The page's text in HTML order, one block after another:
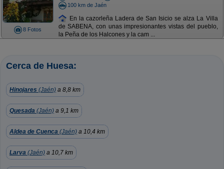
8 Fotos
100 km de Jaén
En la cazorleña Ladera de San Isicio se alza La Villa
de SABENA, con unas impresionantes vistas del pueblo,
la Peña de los Halcones y la cam ...
Cerca de Huesa:
Hinojares (Jaén) a 8,8 km
Quesada (Jaén) a 9,1 km
Aldea de Cuenca (Jaén) a 10,4 km
Larva (Jaén) a 10,7 km